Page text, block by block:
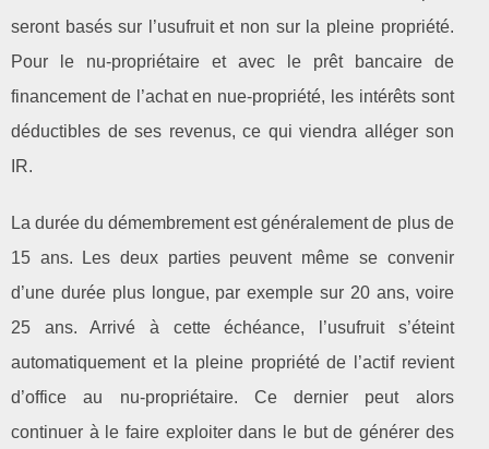
seront basés sur l’usufruit et non sur la pleine propriété.
Pour le nu-propriétaire et avec le prêt bancaire de
financement de l’achat en nue-propriété, les intérêts sont
déductibles de ses revenus, ce qui viendra alléger son
IR.
La durée du démembrement est généralement de plus de
15 ans. Les deux parties peuvent même se convenir
d’une durée plus longue, par exemple sur 20 ans, voire
25 ans. Arrivé à cette échéance, l’usufruit s’éteint
automatiquement et la pleine propriété de l’actif revient
d’office au nu-propriétaire. Ce dernier peut alors
continuer à le faire exploiter dans le but de générer des